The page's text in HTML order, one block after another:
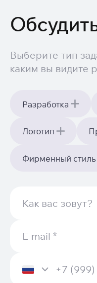
Выберите тип
каким вы видите
Разработка
Логотип
Фирменный стиль